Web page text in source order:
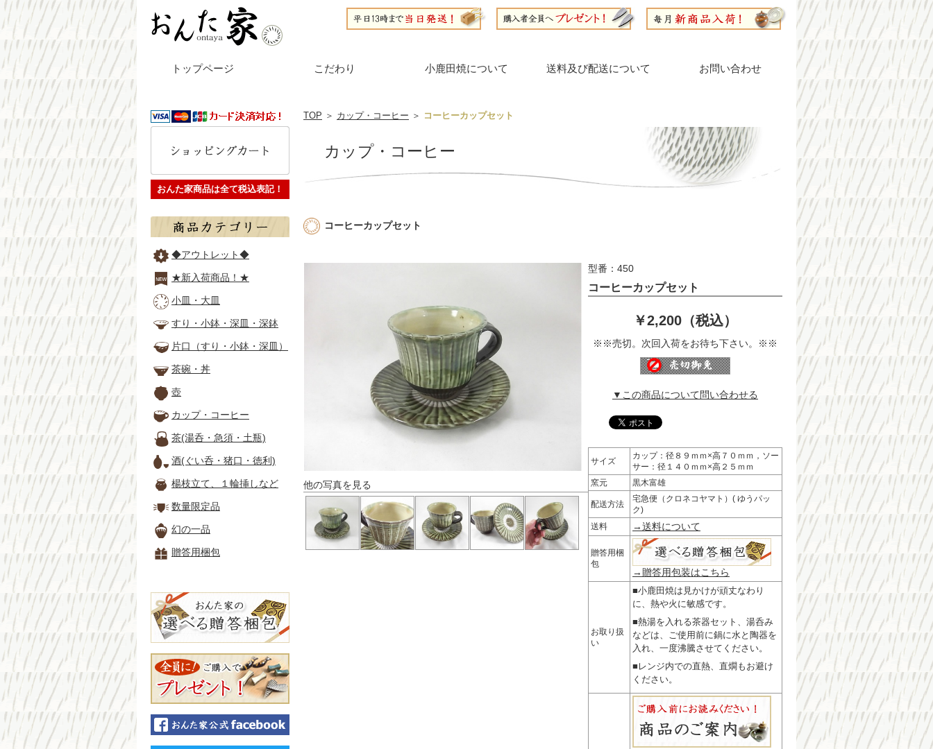
トップページ こだわり 小鹿田焼について 送料及び配送について お問い合わせ
TOP ＞ カップ・コーヒー ＞ コーヒーカップセット
カップ・コーヒー
コーヒーカップセット
他の写真を見る
型番：450
コーヒーカップセット
￥2,200（税込）
※※売切。次回入荷をお待ち下さい。※※
▼この商品について問い合わせる
サイズ
カップ：径８９ｍｍ×高７０ｍｍ，ソー
サー：径１４０ｍｍ×高２５ｍｍ
窯元
黒木富雄
配送方法
宅急便（クロネコヤマト）( ゆうパッ
ク)
送料
→送料について
贈答用梱
包
→贈答用包装はこちら
お取り扱
い
■小鹿田焼は見かけが頑丈なわり
に、熱や火に敏感です。
■熱湯を入れる茶器セット、湯呑み
などは、ご使用前に鍋に水と陶器を
入れ、一度沸騰させてください。
■レンジ内での直熱、直燗もお避け
ください。
おんた家商品は全て税込表記！
◆アウトレット◆
★新入荷商品！★
小皿・大皿
すり・小鉢・深皿・深鉢
片口（すり・小鉢・深皿）
茶碗・丼
壺
カップ・コーヒー
茶(湯呑・急須・土瓶)
酒(ぐい呑・猪口・徳利)
楊枝立て、１輪挿しなど
数量限定品
幻の一品
贈答用梱包